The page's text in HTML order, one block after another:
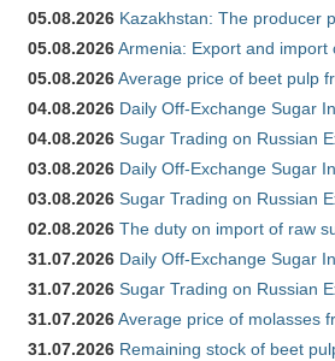
05.08.2026 Kazakhstan: The producer
05.08.2026Armenia: Export and
05.08.2026Average price of beet pulp
04.08.2026 Daily Off-Exchange Sugar
04.08.2026 Sugar Trading on Russian
03.08.2026 Daily Off-Exchange Sugar
03.08.2026 Sugar Trading on Russian
02.08.2026 The duty on import of raw
31.07.2026 Daily Off-Exchange Sugar
31.07.2026 Sugar Trading on Russian
31.07.2026Average price of molasses
31.07.2026 Remaining stock of beet